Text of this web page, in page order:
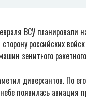
ВСУ планировали
российских
зенитного
диверсантов. По
появилась авиация